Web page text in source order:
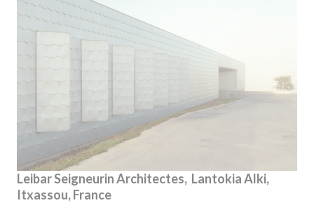
Leibar Seigneurin Architectes, Lantokia Alki,
Itxassou, France